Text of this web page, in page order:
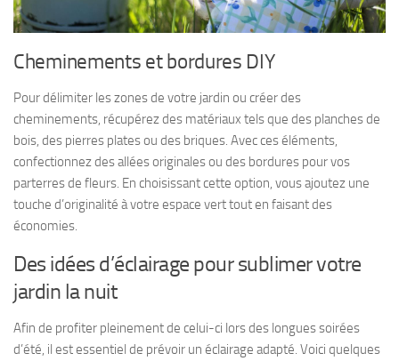
Cheminements et bordures DIY
Pour délimiter les zones de votre jardin ou créer des
cheminements, récupérez des matériaux tels que des planches de
bois, des pierres plates ou des briques. Avec ces éléments,
confectionnez des allées originales ou des bordures pour vos
parterres de fleurs. En choisissant cette option, vous ajoutez une
touche d’originalité à votre espace vert tout en faisant des
économies.
Des idées d’éclairage pour sublimer votre
jardin la nuit
Afin de profiter pleinement de celui-ci lors des longues soirées
d’été, il est essentiel de prévoir un éclairage adapté. Voici quelques